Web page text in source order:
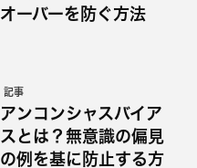
オーバーを防ぐ方法
記事
アンコンシャスバイア
スとは？無意識の偏見
の例を基に防止する方